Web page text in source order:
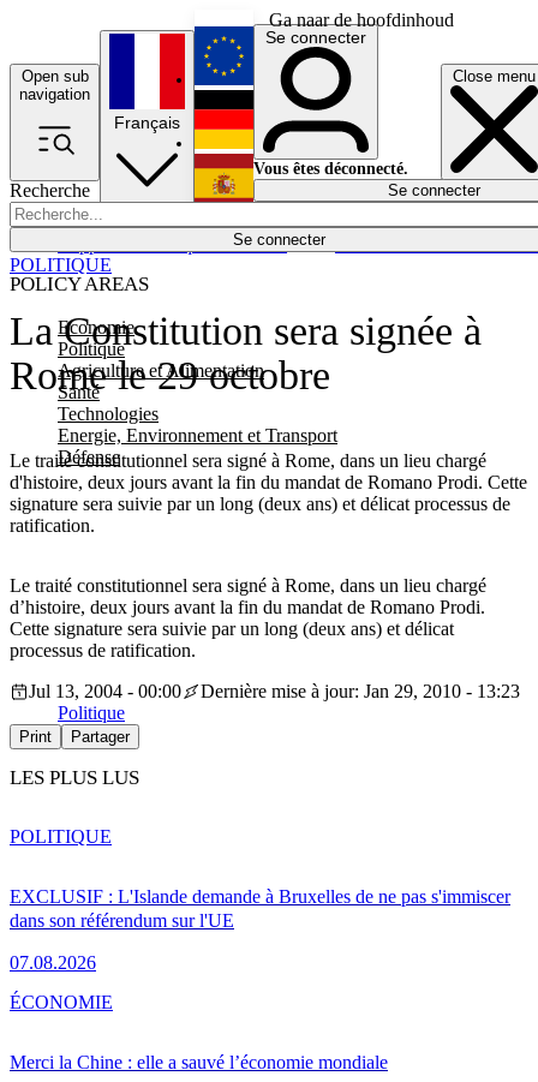
Ga naar de hoofdinhoud
Open sub
navigation
Close menu
Recherche
Se connecter
POLICY AREAS
Economie
Politique
Agriculture et Alimentation
Santé
Technologies
Energie, Environnement et Transport
Défense
Économie
Français
English
Deutsch
Español
Se connecter
Vous êtes déconnecté.
Se connecter
La Constitution sera signée à
Rome le 29 octobre
Le traité constitutionnel sera signé à Rome, dans un lieu chargé
d'histoire, deux jours avant la fin du mandat de Romano Prodi. Cette
signature sera suivie par un long (deux ans) et délicat processus de
ratification.
POLITIQUE
Le traité constitutionnel sera signé à Rome, dans un lieu chargé
d’histoire, deux jours avant la fin du mandat de Romano Prodi.
Cette signature sera suivie par un long (deux ans) et délicat
processus de ratification.
Jul 13, 2004 - 00:00
Dernière mise à jour: Jan 29, 2010 - 13:23
Politique
Print Partager
LES PLUS LUS
EXCLUSIF : L'Islande demande à Bruxelles de ne pas s'immiscer
dans son référendum sur l'UE
07.08.2026
POLITIQUE
Merci la Chine : elle a sauvé l’économie mondiale
ÉCONOMIE